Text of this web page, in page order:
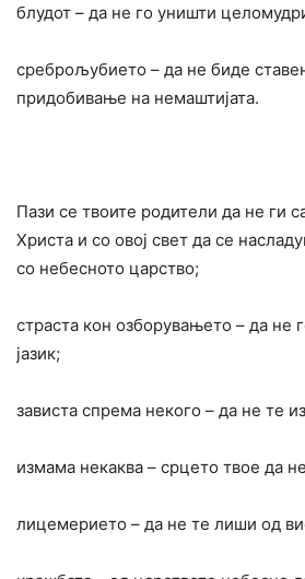
блудот – да не го уништи
среброљубието – да не биде
придобивање на немаштијата.
Пази се твоите родители да не ги
Христа и co овој свет да се
co небесното царство;
страста кон озборувањето – да не
јазик;
зависта спрема некого – да не те
измама некаква – срцето твое да
лицемерието – да не те лиши од